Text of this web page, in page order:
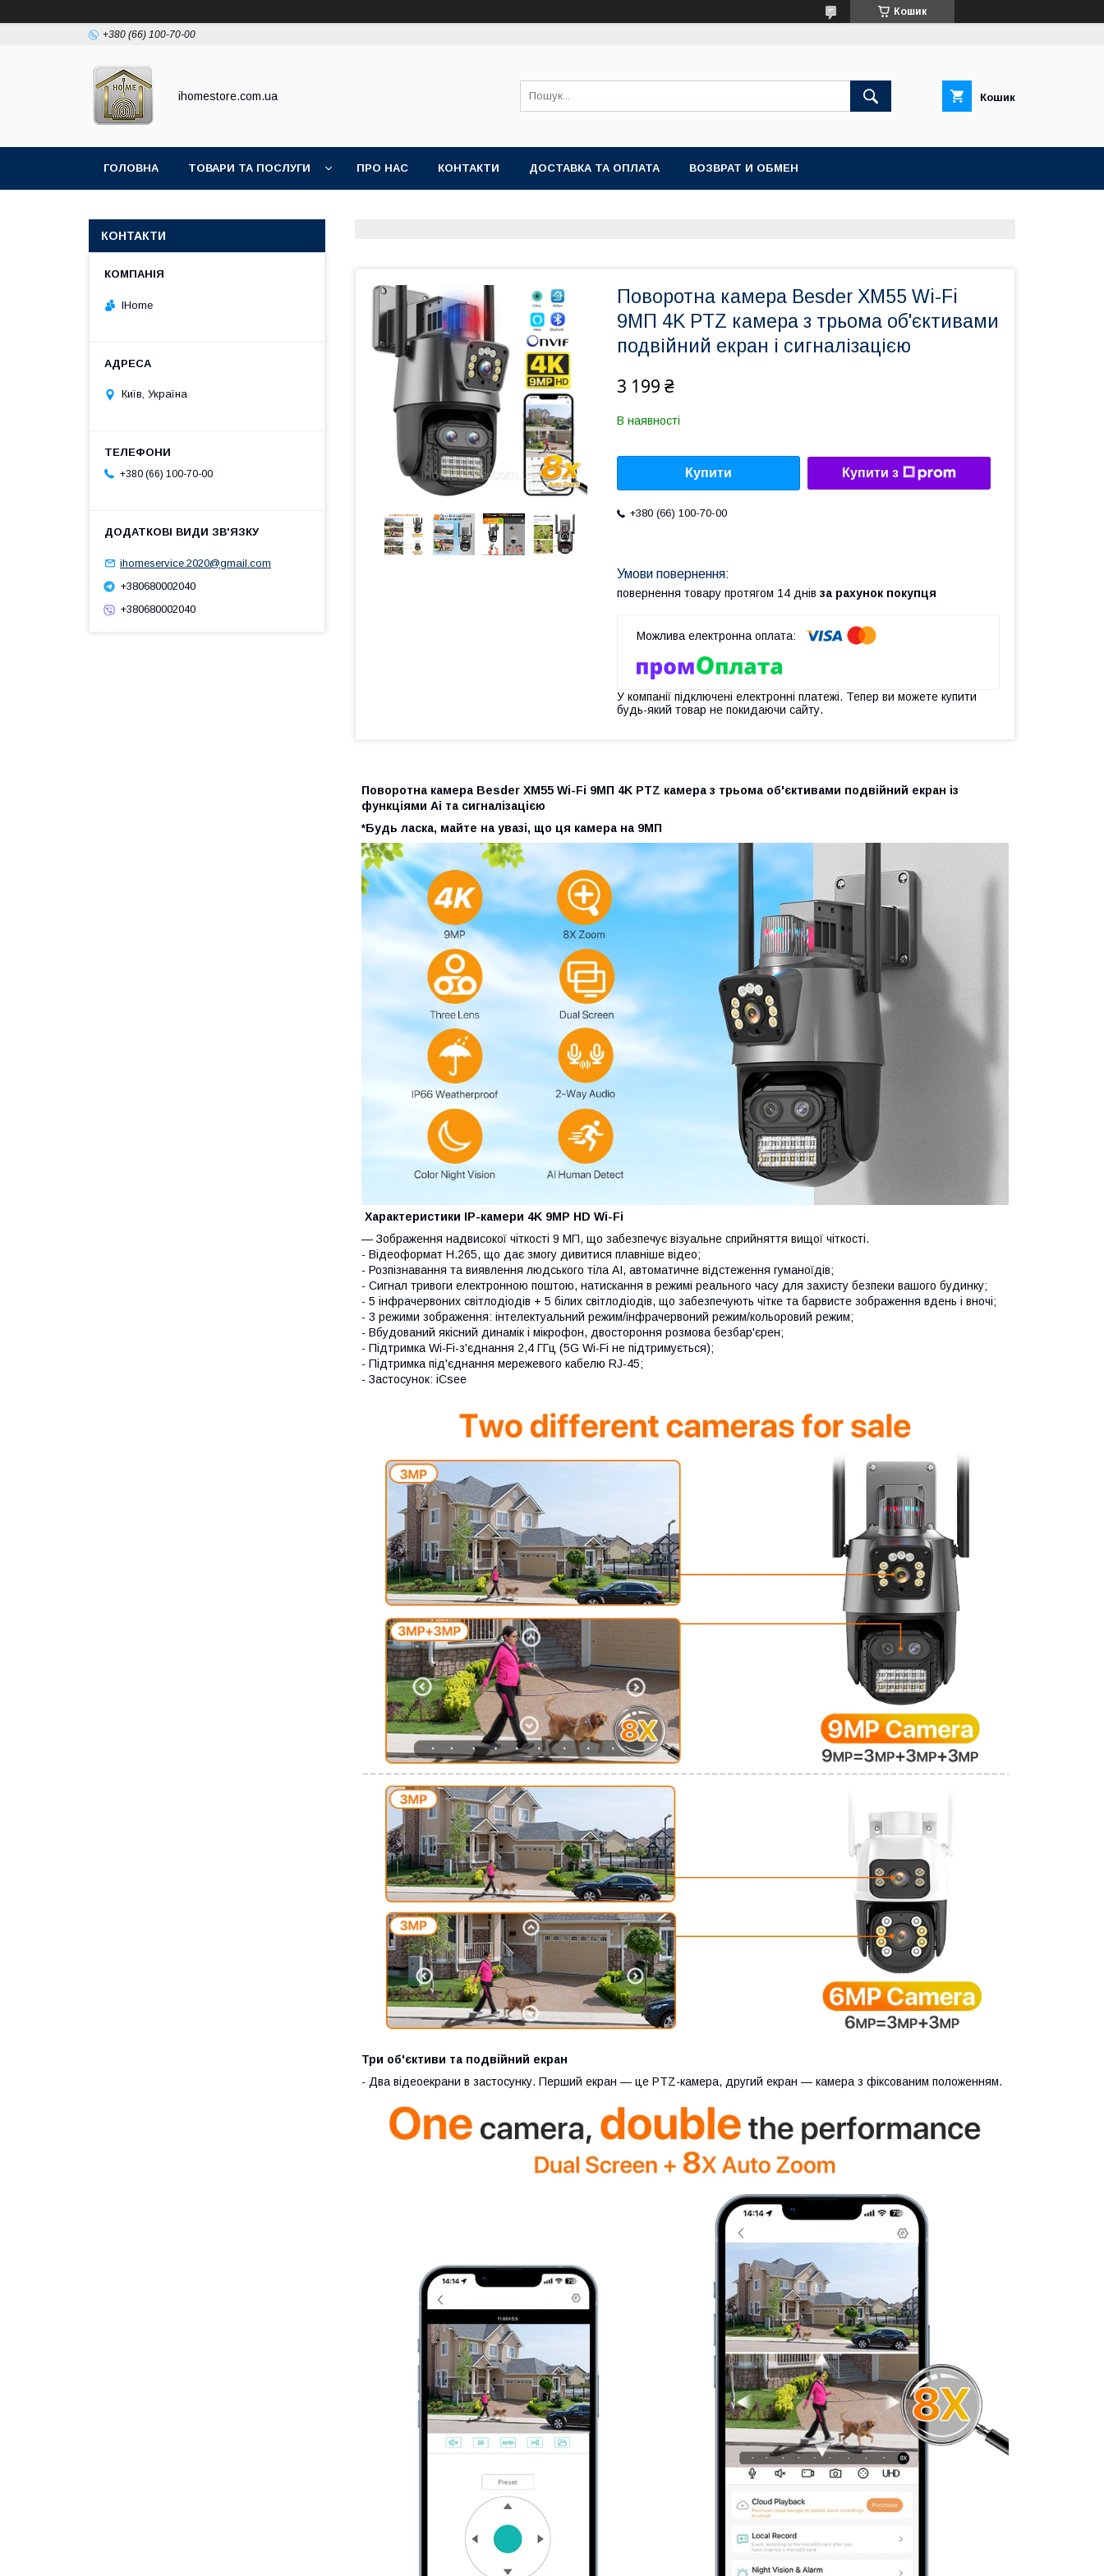
Кошик
+380 (66) 100-70-00
ihomestore.com.ua Кошик
ГОЛОВНА ТОВАРИ ТА ПОСЛУГИ ПРО НАС КОНТАКТИ ДОСТАВКА ТА ОПЛАТА ВОЗВРАТ И ОБМЕН
Поворотна камера Besder XM55 Wi-Fi
9МП 4K PTZ камера з трьома об'єктивами
подвійний екран і сигналізацією
3 199 ₴
В наявності
Купити Купити з
+380 (66) 100-70-00
повернення товару протягом 14 днів за рахунок покупця
У компанії підключені електронні платежі. Тепер ви можете купити
будь-який товар не покидаючи сайту.
Поворотна камера Besder XM55 Wi-Fi 9МП 4K PTZ камера з трьома об'єктивами подвійний екран із
функціями Ai та сигналізацією
*Будь ласка, майте на увазі, що ця камера на 9МП
Характеристики IP-камери 4K 9MP HD Wi-Fi
— Зображення надвисокої чіткості 9 МП, що забезпечує візуальне сприйняття вищої чіткості.
- Відеоформат H.265, що дає змогу дивитися плавніше відео;
- Розпізнавання та виявлення людського тіла AI, автоматичне відстеження гуманоїдів;
- Сигнал тривоги електронною поштою, натискання в режимі реального часу для захисту безпеки вашого будинку;
- 5 інфрачервоних світлодіодів + 5 білих світлодіодів, що забезпечують чітке та барвисте зображення вдень і вночі;
- 3 режими зображення: інтелектуальний режим/інфрачервоний режим/кольоровий режим;
- Вбудований якісний динамік і мікрофон, двостороння розмова безбар'єрен;
- Підтримка Wi-Fi-з'єднання 2,4 ГГц (5G Wi-Fi не підтримується);
- Підтримка під'єднання мережевого кабелю RJ-45;
- Застосунок: iCsee
Три об'єктиви та подвійний екран
- Два відеоекрани в застосунку. Перший екран — це PTZ-камера, другий екран — камера з фіксованим положенням.
КОНТАКТИ
IHome
Київ, Україна
+380 (66) 100-70-00
ihomeservice.2020@gmail.com
+380680002040
+380680002040